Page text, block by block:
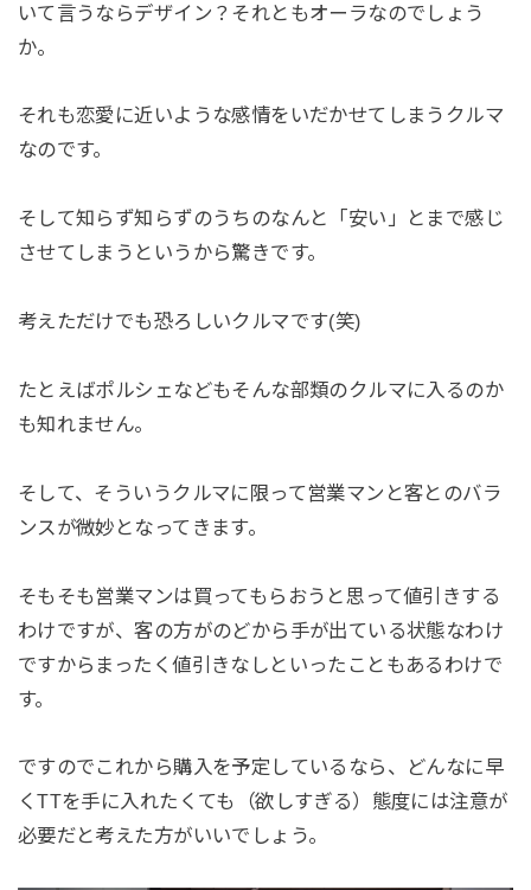
いて言うならデザイン？それともオーラなのでしょう
か。
それも恋愛に近いような感情をいだかせてしまうクルマ
なのです。
そして知らず知らずのうちのなんと「安い」とまで感じ
させてしまうというから驚きです。
考えただけでも恐ろしいクルマです(笑)
たとえばポルシェなどもそんな部類のクルマに入るのか
も知れません。
そして、そういうクルマに限って営業マンと客とのバラ
ンスが微妙となってきます。
そもそも営業マンは買ってもらおうと思って値引きする
わけですが、客の方がのどから手が出ている状態なわけ
ですからまったく値引きなしといったこともあるわけで
す。
ですのでこれから購入を予定しているなら、どんなに早
くTTを手に入れたくても（欲しすぎる）態度には注意が
必要だと考えた方がいいでしょう。